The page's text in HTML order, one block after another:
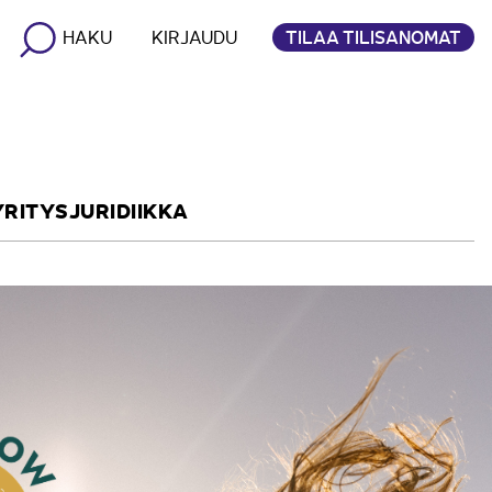
HAKU KIRJAUDU TILAA TILISANOMAT